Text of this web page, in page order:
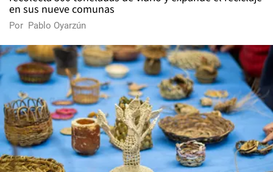
en sus nueve comunas
Por Pablo Oyarzún